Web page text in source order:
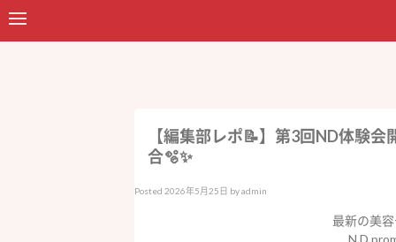
【編集部レポ📝】第3回ND体験
合🫧✨
Posted 2026年5月25日 byadmin
最新の美